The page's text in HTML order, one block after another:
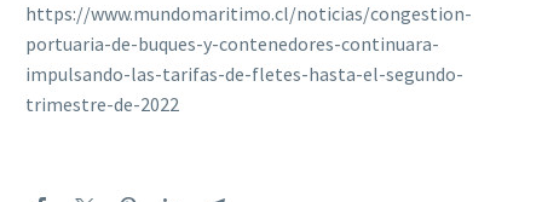
https://www.mundomaritimo.cl/noticias/congestion-
portuaria-de-buques-y-contenedores-continuara-
impulsando-las-tarifas-de-fletes-hasta-el-segundo-
trimestre-de-2022